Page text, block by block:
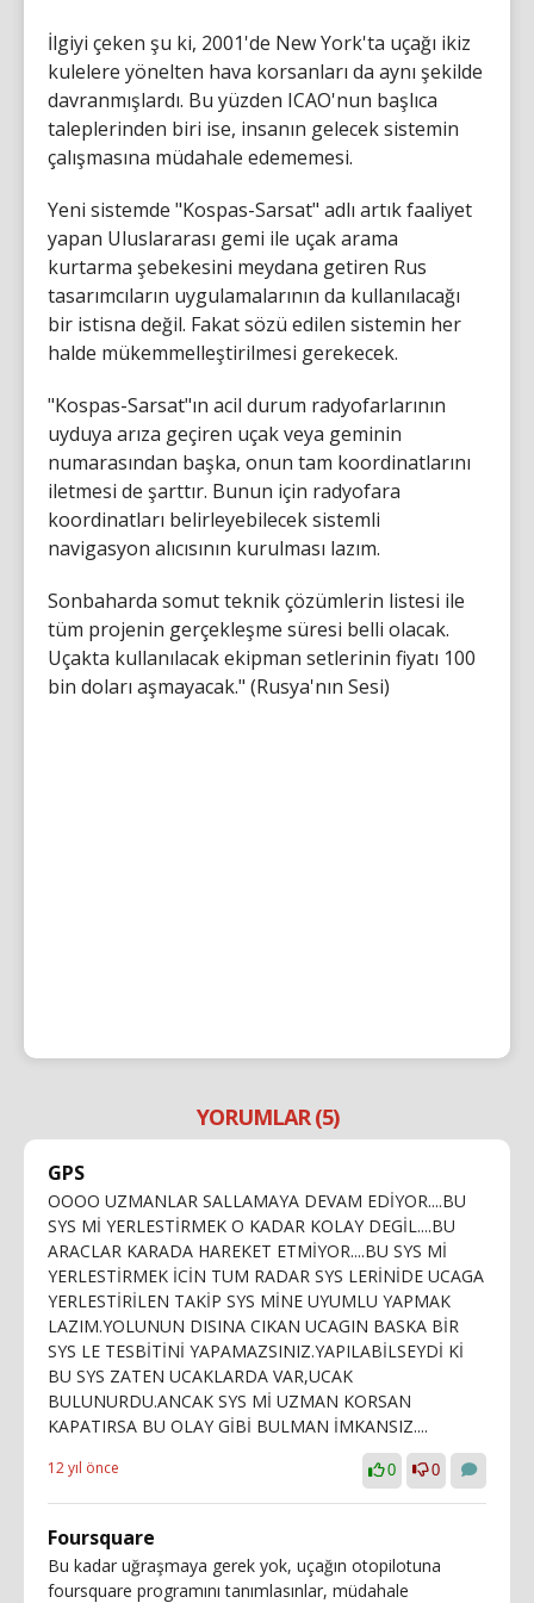
İlgiyi çeken şu ki, 2001'de New York'ta uçağı ikiz
kulelere yönelten hava korsanları da aynı şekilde
davranmışlardı. Bu yüzden ICAO'nun başlıca
taleplerinden biri ise, insanın gelecek sistemin
çalışmasına müdahale edememesi.
Yeni sistemde "Kospas-Sarsat" adlı artık faaliyet
yapan Uluslararası gemi ile uçak arama
kurtarma şebekesini meydana getiren Rus
tasarımcıların uygulamalarının da kullanılacağı
bir istisna değil. Fakat sözü edilen sistemin her
halde mükemmelleştirilmesi gerekecek.
"Kospas-Sarsat"ın acil durum radyofarlarının
uyduya arıza geçiren uçak veya geminin
numarasından başka, onun tam koordinatlarını
iletmesi de şarttır. Bunun için radyofara
koordinatları belirleyebilecek sistemli
navigasyon alıcısının kurulması lazım.
Sonbaharda somut teknik çözümlerin listesi ile
tüm projenin gerçekleşme süresi belli olacak.
Uçakta kullanılacak ekipman setlerinin fiyatı 100
bin doları aşmayacak." (Rusya'nın Sesi)
YORUMLAR (5)
GPS
OOOO UZMANLAR SALLAMAYA DEVAM EDİYOR....BU
SYS Mİ YERLESTİRMEK O KADAR KOLAY DEGİL....BU
ARACLAR KARADA HAREKET ETMİYOR....BU SYS Mİ
YERLESTİRMEK İCİN TUM RADAR SYS LERİNİDE UCAGA
YERLESTİRİLEN TAKİP SYS MİNE UYUMLU YAPMAK
LAZIM.YOLUNUN DISINA CIKAN UCAGIN BASKA BİR
SYS LE TESBİTİNİ YAPAMAZSINIZ.YAPILABİLSEYDİ Kİ
BU SYS ZATEN UCAKLARDA VAR,UCAK
BULUNURDU.ANCAK SYS Mİ UZMAN KORSAN
KAPATIRSA BU OLAY GİBİ BULMAN İMKANSIZ....
12 yıl önce 0 0
Foursquare
Bu kadar uğraşmaya gerek yok, uçağın otopilotuna
foursquare programını tanımlasınlar, müdahale